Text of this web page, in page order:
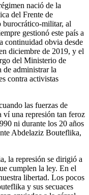
nació de la
del Frente de
militar, al
gestionó este país a
continuidad obvia desde
diciembre de 2019, y el
del Ministerio de
de administrar la
contra activistas
las fuerzas de
ví una represión tan feroz
ni durante los 20 años
Abdelaziz Bouteflika,
la represión se dirigió a
cumplen la ley. En el
libertad. Los pocos
y sus secuaces